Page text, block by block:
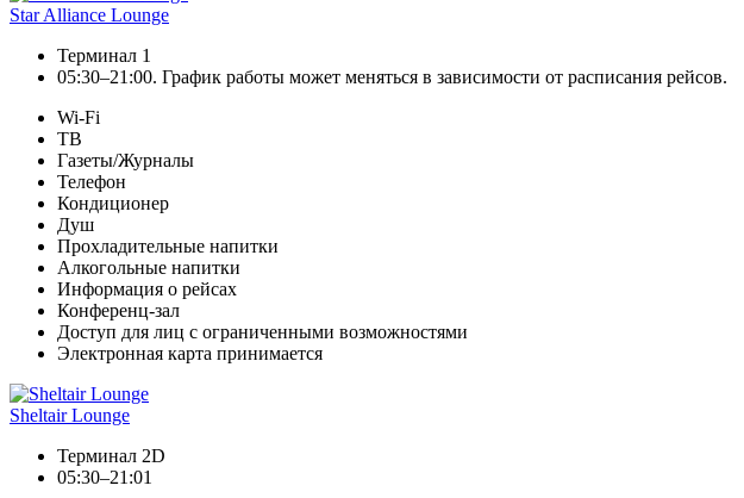
Star Alliance Lounge
Терминал 1
05:30–21:00. График работы может меняться в зависимости от расписания рейсов.
Wi-Fi
ТВ
Газеты/Журналы
Телефон
Кондиционер
Душ
Прохладительные напитки
Алкогольные напитки
Информация о рейсах
Конференц-зал
Доступ для лиц с ограниченными возможностями
Электронная карта принимается
Sheltair Lounge
Терминал 2D
05:30–21:01